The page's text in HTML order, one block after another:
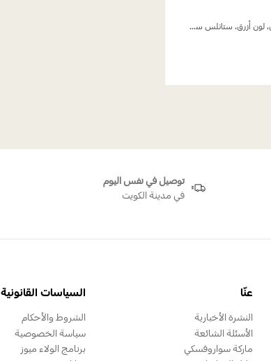
صناعة سويسرية، سوار كريستال، لون أزرق، ستانلس ستيل
توصيل في نفس اليوم
في مدينة الكويت
عنّا
النشرة الأخبارية
الأسئلة الشائعة
ماركة سواروفسكي
السياسات القانونية
الشروط والأحكام
سياسة الخصوصية
برنامج الولاء ميوز